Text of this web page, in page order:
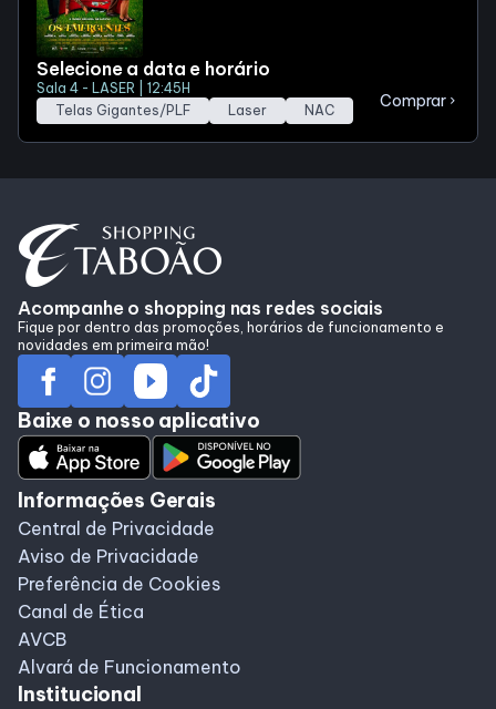
Selecione a data e horário
Sala 4 - LASER | 12:45H
Telas Gigantes/PLF
Laser NAC Comprar chevron_right
Acompanhe o shopping nas redes sociais
Fique por dentro das promoções, horários de funcionamento e
novidades em primeira mão!
Baixe o nosso aplicativo
Informações Gerais
Central de Privacidade
Aviso de Privacidade
Preferência de Cookies
Canal de Ética
AVCB
Alvará de Funcionamento
Institucional